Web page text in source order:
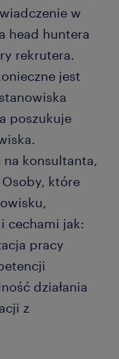
w
head huntera
rekrutera.
jest
poszukuje
na konsultanta,
które
cechami jak:
pracy
działania
z